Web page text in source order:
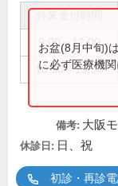
9:00～12:00
16:30～19:30
お盆(8月中旬)
に必ず医療機
備考: 大阪
休診日: 日、祝
初診・再診